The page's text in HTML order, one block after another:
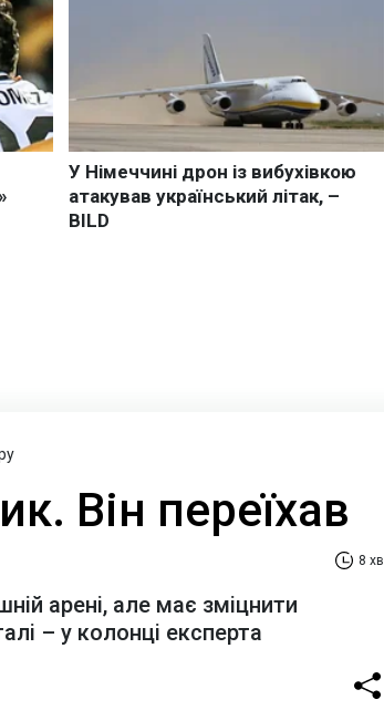
Він переїхав
8 хв
арені, але має зміцнити
– у колонці експерта